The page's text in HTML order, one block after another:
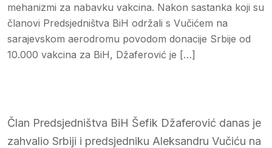
mehanizmi za nabavku vakcina. Nakon sastanka koji su
članovi Predsjedništva BiH održali s Vučićem na
sarajevskom aerodromu povodom donacije Srbije od
10.000 vakcina za BiH, Džaferović je […]
Član Predsjedništva BiH Šefik Džaferović danas je
zahvalio Srbiji i predsjedniku Aleksandru Vučiću na